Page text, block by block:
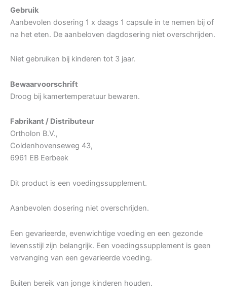
Gebruik
Aanbevolen dosering 1 x daags 1 capsule in te nemen bij of
na het eten. De aanbeloven dagdosering niet overschrijden.
Niet gebruiken bij kinderen tot 3 jaar.
Bewaarvoorschrift
Droog bij kamertemperatuur bewaren.
Fabrikant / Distributeur
Ortholon B.V.,
Coldenhovenseweg 43,
6961 EB Eerbeek
Dit product is een voedingssupplement.
Aanbevolen dosering niet overschrijden.
Een gevarieerde, evenwichtige voeding en een gezonde
levensstijl zijn belangrijk. Een voedingssupplement is geen
vervanging van een gevarieerde voeding.
Buiten bereik van jonge kinderen houden.